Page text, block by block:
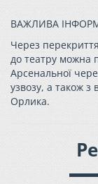
ВАЖЛИВА
Через
до театру можна
Арсенальної
узвозу, а також
Орлика.